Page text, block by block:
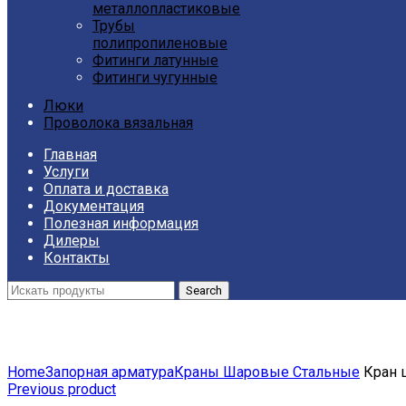
металлопластиковые
Трубы
полипропиленовые
Фитинги латунные
Фитинги чугунные
Люки
Проволока вязальная
Главная
Услуги
Оплата и доставка
Документация
Полезная информация
Дилеры
Контакты
Search
HomeЗапорная арматураКраны Шаровые Стальные Кран
Previous product